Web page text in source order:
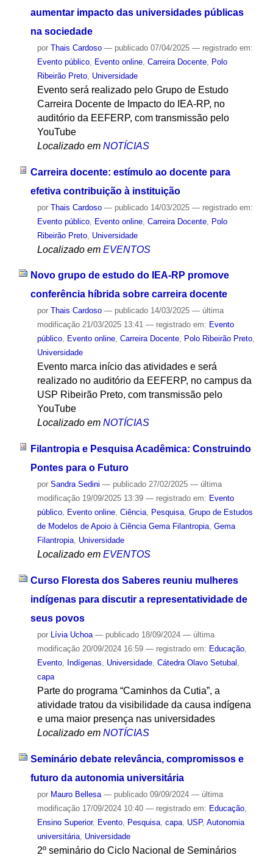
aumentar impacto das universidades públicas
na sociedade
por Thais Cardoso — publicado07/04/2025 — registrado em:
Evento público, Evento online, Carreira Docente, Polo
Ribeirão Preto, Universidade
Evento será realizado pelo Grupo de Estudo
Carreira Docente de Impacto do IEA-RP, no
auditório da EEFERP, com transmissão pelo
YouTube
Localizado em NOTÍCIAS
Carreira docente: estímulo ao docente para
efetiva contribuição à instituição
por Thais Cardoso — publicado14/03/2025 — registrado em:
Evento público, Evento online, Carreira Docente, Polo
Ribeirão Preto, Universidade
Localizado em EVENTOS
Novo grupo de estudo do IEA-RP promove
conferência híbrida sobre carreira docente
por Thais Cardoso — publicado14/03/2025 — última
modificação21/03/2025 13:41 — registrado em: Evento
público, Evento online, Carreira Docente, Polo Ribeirão Preto,
Universidade
Evento marca início das atividades e será
realizado no auditório da EEFERP, no campus da
USP Ribeirão Preto, com transmissão pelo
YouTube
Localizado em NOTÍCIAS
Filantropia e Pesquisa Acadêmica: Construindo
Pontes para o Futuro
por Sandra Sedini — publicado27/02/2025 — última
modificação19/09/2025 13:39 — registrado em: Evento
público, Evento online, Ciência, Pesquisa, Grupo de Estudos
de Modelos de Apoio à Ciência Gema Filantropia, Gema
Filantropia, Universidade
Localizado em EVENTOS
Curso Floresta dos Saberes reuniu mulheres
indígenas para discutir a representatividade de
seus povos
por Lívia Uchoa — publicado18/09/2024 — última
modificação20/09/2024 16:59 — registrado em: Educação,
Evento, Indígenas Universidade, Cátedra Olavo Setubal
capa
Parte do programa “Caminhos da Cutia”, a
atividade tratou da visibilidade da causa indígena
e uma maior presença nas universidades
Localizado em NOTÍCIAS
Seminário debate relevância, compromissos e
futuro da autonomia universitária
por Mauro Bellesa — publicado09/09/2024 — última
modificação17/09/2024 10:40 — registrado em: Educação,
Ensino Superior, Evento, Pesquisa, capa, USP, Autonomia
universitária, Universidade
2º seminário do Ciclo Nacional de Seminários